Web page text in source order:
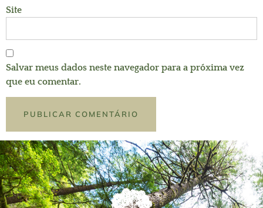
Site
Salvar meus dados neste navegador para a próxima vez
que eu comentar.